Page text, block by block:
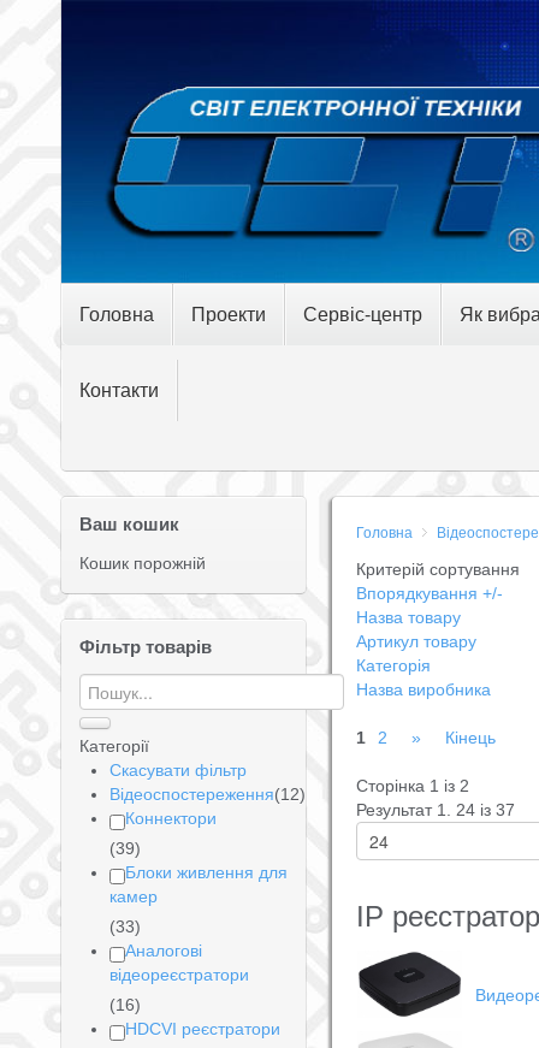
Головна Проекти Сервіс-центр Як
Контакти
Головна
Критерій сортування
Впорядкування +/-
Назва товару
Артикул товару
Категорія
Назва виробника
1 2 » Кінець
Сторінка 1 із 2
Результат 1. 24 із 37
IP
Ваш кошик
Кошик порожній
Фільтр товарів
Категорії
Скасувати фільтр
Відеоспостереження(12)
Коннектори
(39)
Блоки живлення для
камер
(33)
Аналогові
відеореєстратори
(16)
HDCVI реєстратори